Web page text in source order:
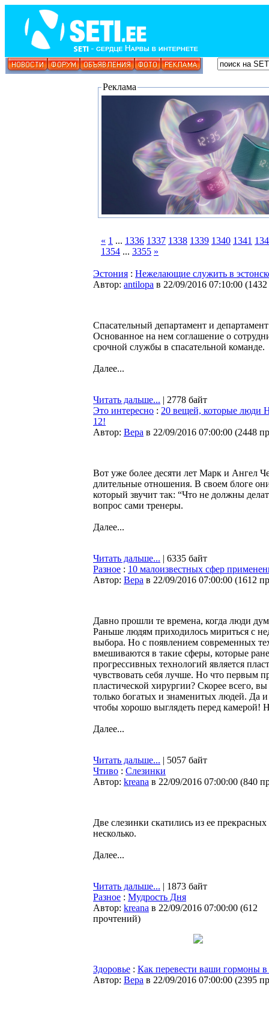
Реклама
« 1 ... 1336 1337 1338 1339 1340 1341
1354 ... 3355 »
Эстония : Нежелающие служить в
Автор: antilopa в 22/09/2016 07:10:00 (
Спасательный департамент и
Основанное на нем соглашение о
срочной службы в спасательной команде.
Далее...
Читать дальше... | 2778 байт
Это интересно : 20 вещей, которые люди
12!
Автор: Bepa в 22/09/2016 07:00:00 (2448
Вот уже более десяти лет Марк и Ангел
длительные отношения. В своем блоге
который звучит так: “Что не должны
вопрос сами тренеры.
Далее...
Читать дальше... | 6335 байт
Разное : 10 малоизвестных сфер
Автор: Bepa в 22/09/2016 07:00:00 (1612
Давно прошли те времена, когда люди
Раньше людям приходилось мириться с
выбора. Но с появлением современных
вмешиваются в такие сферы, которые
прогрессивных технологий является
чувствовать себя лучше. Но что первым
пластической хирургии? Скорее всего,
только богатых и знаменитых людей. Да
чтобы хорошо выглядеть перед камерой!
Далее...
Читать дальше... | 5057 байт
Чтиво : Слезинки
Автор: kreana в 22/09/2016 07:00:00 (840
Две слезинки скатились из ее
несколько.
Далее...
Читать дальше... | 1873 байт
Разное : Мудрость Дня
Автор: kreana в 22/09/2016 07:00:00 (612
прочтений)
Здоровье : Как перевести ваши гормоны
Автор: Bepa в 22/09/2016 07:00:00 (2395